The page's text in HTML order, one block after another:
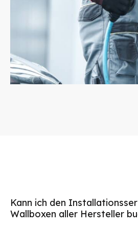
Kann ich den
Wallboxen aller Hersteller